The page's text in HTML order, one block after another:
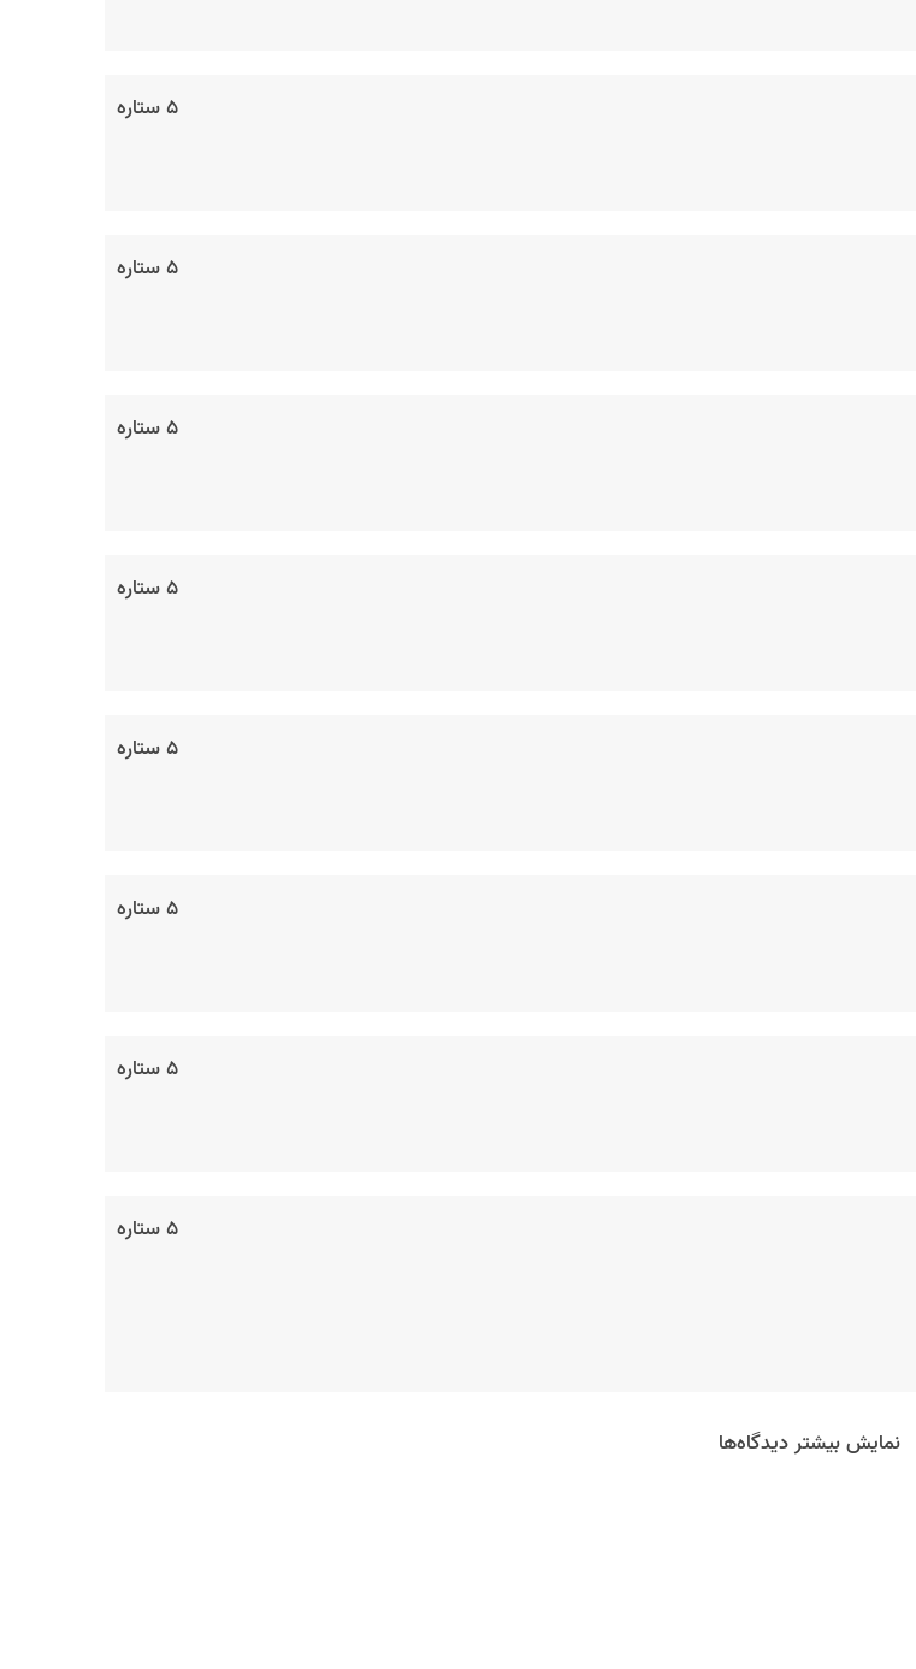
۵ ستاره
۵ ستاره
۵ ستاره
۵ ستاره
۵ ستاره
۵ ستاره
۵ ستاره
۵ ستاره
نمایش بیشتر دیدگاه‌ها